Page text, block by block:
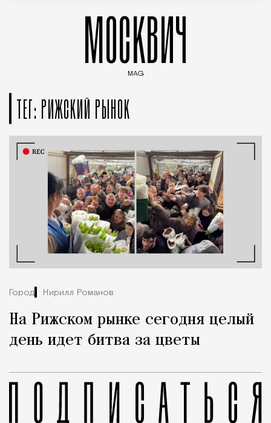
МОСКВИЧ
MAG
ТЕГ: РИЖСКИЙ РЫНОК
Город Кирилл Романов
На Рижском рынке сегодня целый
день идет битва за цветы